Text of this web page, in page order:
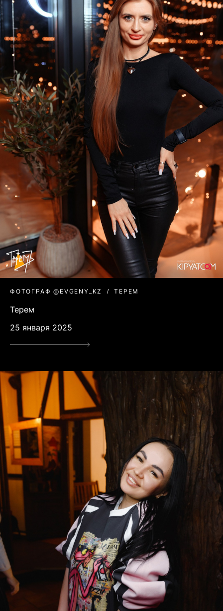
ФОТОГРАФ @EVGENY_KZ ТЕРЕМ
Терем
25 января 2025